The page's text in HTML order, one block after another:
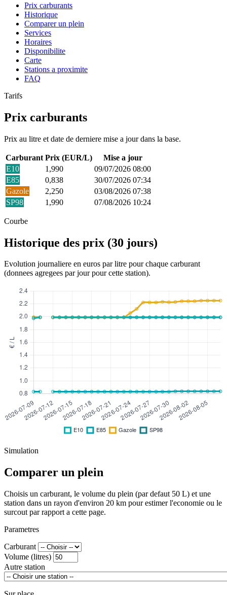
Prix carburants
Historique
Comparer un plein
Services
Horaires
Disponibilite
Carte
Stations a proximite
FAQ
Tarifs
Prix carburants
Prix au litre et date de derniere mise a jour dans la base.
Carburant Prix (EUR/L)
Mise a jour
E10
1,990
09/07/2026 08:00
E85
0,838
30/07/2026 07:34
Gazole
2,250
03/08/2026 07:38
SP98
1,990 07/08/2026 10:24
Courbe
Historique des prix (30 jours)
Evolution journaliere en euros par litre pour chaque carburant
(donnees agregees par jour pour cette station).
Simulation
Comparer un plein
Choisis un carburant, le volume du plein (par defaut 50 L) et une
station dans un rayon d'environ 20 km pour estimer l'economie ou le
surcout par rapport a cette page.
Parametres
Carburant
Volume (litres)
Autre station